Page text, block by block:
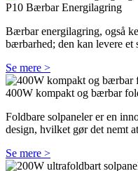
P10 Bærbar Energilagring
Bærbar energilagring, også
bærbarhed; den kan levere
Se mere >
400W kompakt og bærbar
Foldbare solpaneler er en
design, hvilket gør det nemt
Se mere >